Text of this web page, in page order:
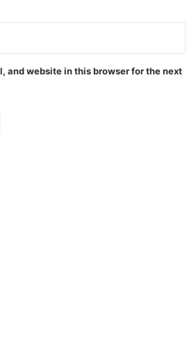
and website in this browser for the next